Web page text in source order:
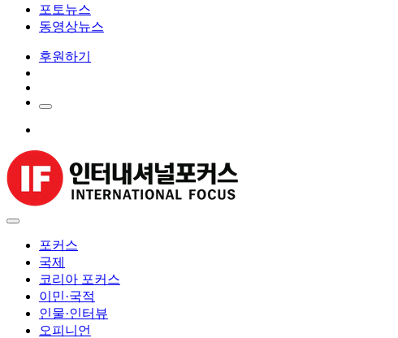
포토뉴스
동영상뉴스
후원하기
포커스
국제
코리아 포커스
이민·국적
인물·인터뷰
오피니언